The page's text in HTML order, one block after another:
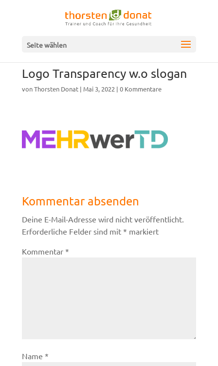
Seite wählen
Logo Transparency w.o slogan
vonThorsten Donat| Mai 3, 2022 | 0 Kommentare
Kommentar absenden
Deine E-Mail-Adresse wird nicht veröffentlicht.
Erforderliche Felder sind mit * markiert
Kommentar *
Name *